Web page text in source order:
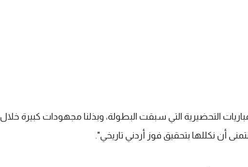
التحضيرية التي سبقت البطولة، وبذلنا مجهودات كبيرة خلال
أن نكللها بتحقيق فوز أردني تاريخي".